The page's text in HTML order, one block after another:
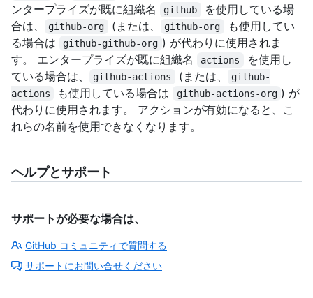
ンタープライズが既に組織名
github
を使用している場
合は、
github-org (または、 github-org
も使用してい
る場合は
github-github-org ) が代わりに使用されま
す。 エンタープライズが既に組織名
actions
を使用し
ている場合は、
github-actions (または、
github-
actions
も使用している場合は github-actions-org ) が
代わりに使用されます。 アクションが有効になると、こ
れらの名前を使用できなくなります。
ヘルプとサポート
サポートが必要な場合は、
GitHub コミュニティで質問する
サポートにお問い合せください